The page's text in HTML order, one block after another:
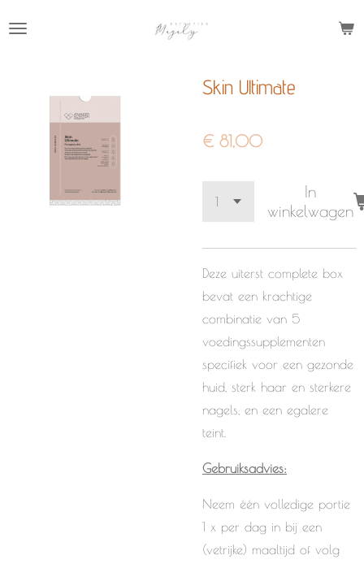
Skin Ultimate
€ 81,00
In
winkelwagen
Deze uiterst complete box
bevat een krachtige
combinatie van 5
voedingssupplementen
specifiek voor een gezonde
huid, sterk haar en sterkere
nagels, en een egalere
teint.
Gebruiksadvies:
Neem één volledige portie
1 x per dag in bij een
(vetrijke) maaltijd of volg